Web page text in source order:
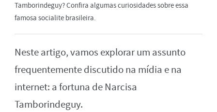
Tamborindeguy? Confira algumas curiosidades sobre essa
famosa socialite brasileira.
Neste artigo, vamos explorar um assunto
frequentemente discutido na mídia e na
internet: a fortuna de Narcisa
Tamborindeguy.